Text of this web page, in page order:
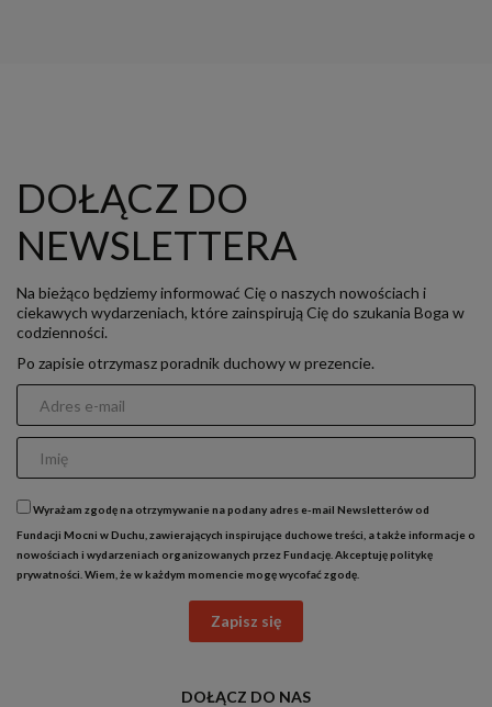
DOŁĄCZ DO
NEWSLETTERA
Na bieżąco będziemy informować Cię o naszych nowościach i
ciekawych wydarzeniach, które zainspirują Cię do szukania Boga w
codzienności.
Po zapisie otrzymasz poradnik duchowy w prezencie.
Wyrażam zgodę na otrzymywanie na podany adres e-mail Newsletterów od
Fundacji Mocni w Duchu, zawierających inspirujące duchowe treści, a także informacje o
nowościach i wydarzeniach organizowanych przez Fundację. Akceptujępolitykę
prywatności . Wiem, że w każdym momencie mogę wycofać zgodę.
Zapisz się
DOŁĄCZ DO NAS